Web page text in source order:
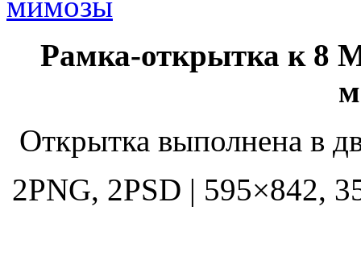
Рамка-открытка к 8
Открытка выполнена в
2PNG, 2PSD | 595×842,